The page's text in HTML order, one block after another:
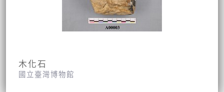
木化石
國立臺灣博物館